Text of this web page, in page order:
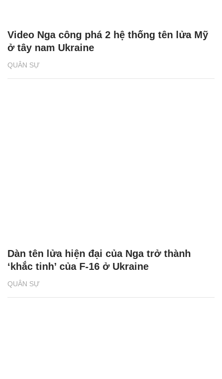
QUÂN SỰ
Video Nga công phá 2 hệ thống tên lửa Mỹ
ở tây nam Ukraine
QUÂN SỰ
Dàn tên lửa hiện đại của Nga trở thành
‘khắc tinh’ của F-16 ở Ukraine